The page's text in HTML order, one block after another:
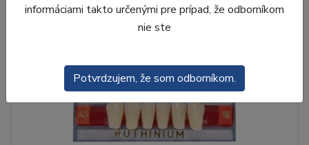
informáciami takto určenými pre prípad, že odborníkom
nie ste
Potvrdzujem, že som odborníkom.